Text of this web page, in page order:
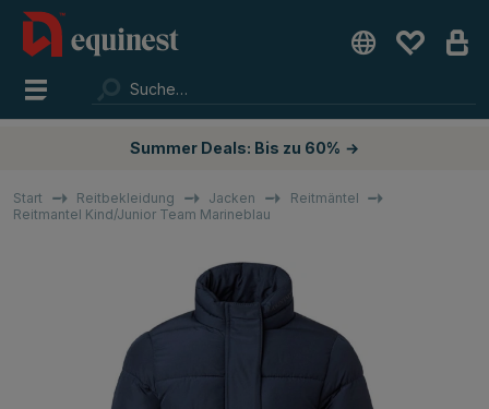
Summer Deals: Bis zu 60% →
Start Reitbekleidung Jacken
Reitmäntel
Reitmantel Kind/Junior Team Marineblau